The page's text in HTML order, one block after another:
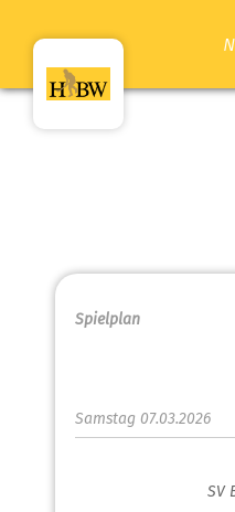
Spielplan
Samstag 07.03.2026
SV